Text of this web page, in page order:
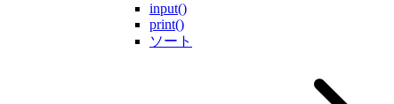
input()
print()
ソート